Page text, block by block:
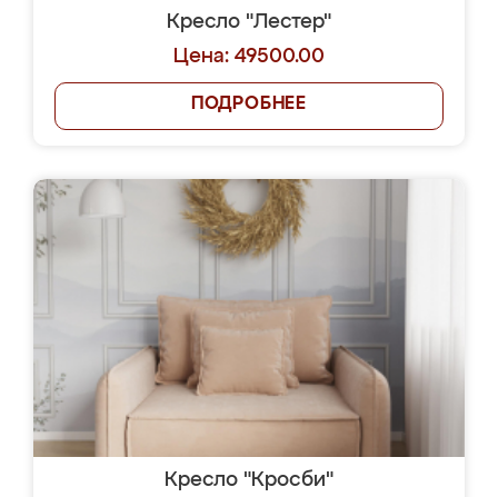
Кресло "Лестер"
Цена: 49500.00
ПОДРОБНЕЕ
Кресло "Кросби"